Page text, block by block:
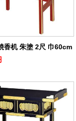
香机 朱塗 2尺 巾60cm